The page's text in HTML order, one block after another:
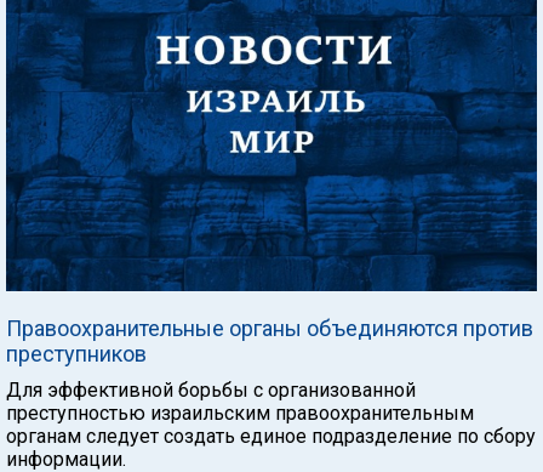
Правоохранительные органы объединяются против
преступников
Для эффективной борьбы с организованной
преступностью израильским правоохранительным
органам следует создать единое подразделение по сбору
информации.